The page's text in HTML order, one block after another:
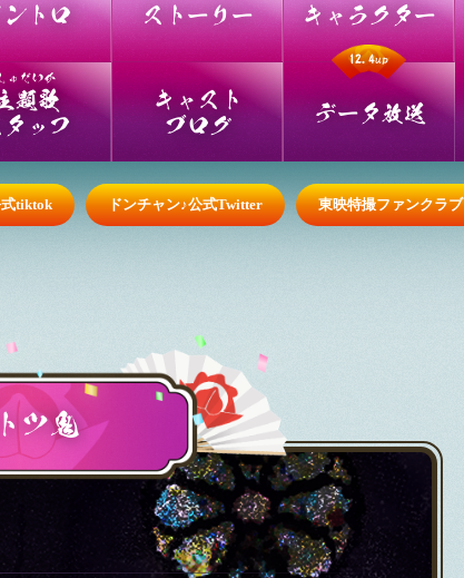
トロ ストーリー キャラクター
題歌
タッフ
しゅだいか
キャスト
ブログ
データ放送
12.4up
tiktok ドンチャン♪公式Twitter 東映特撮ファンクラブ
ツ鬼